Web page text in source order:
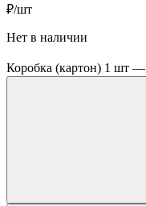
₽/шт
Нет в наличии
Коробка (картон) 1 шт —